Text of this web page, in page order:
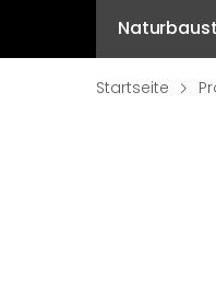
Startseite